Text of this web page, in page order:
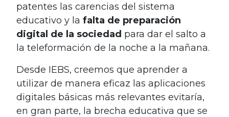
patentes las carencias del sistema
educativo y la falta de preparación
digital de la sociedad para dar el salto a
la teleformación de la noche a la mañana.
Desde IEBS, creemos que aprender a
utilizar de manera eficaz las aplicaciones
digitales básicas más relevantes evitaría,
en gran parte, la brecha educativa que se